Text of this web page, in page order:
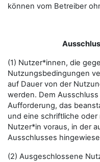
können vom Betreiber
(1) Nutzer*innen, die
Nutzungsbedingungen
auf Dauer von der
werden. Dem
Aufforderung, das
und eine schriftliche
Nutzer*in voraus, in der
Ausschlusses
(2) Ausgeschlossene